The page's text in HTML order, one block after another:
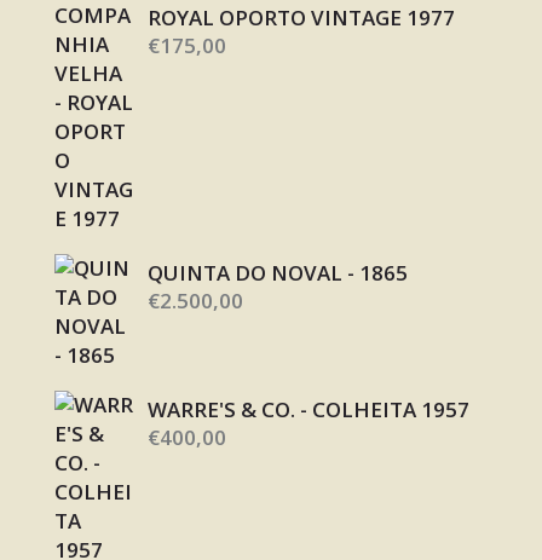
ROYAL OPORTO VINTAGE 1977
€175,00
QUINTA DO NOVAL - 1865
€2.500,00
WARRE'S & CO. - COLHEITA 1957
€400,00